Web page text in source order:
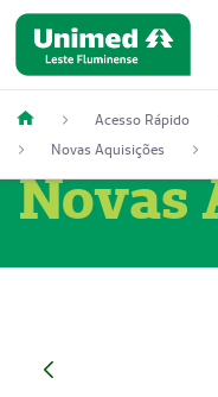
Acesso Rápido
Novas Aquisições
Novas